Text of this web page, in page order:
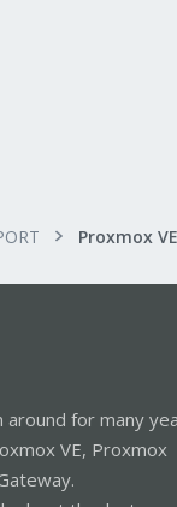
Proxmox
around for many
VE, Proxmox